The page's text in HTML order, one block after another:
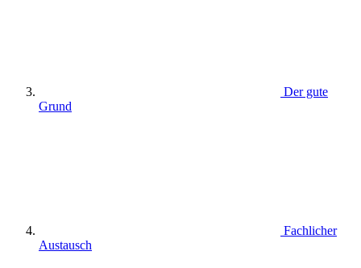
Der gute
Grund
Fachlicher
Austausch